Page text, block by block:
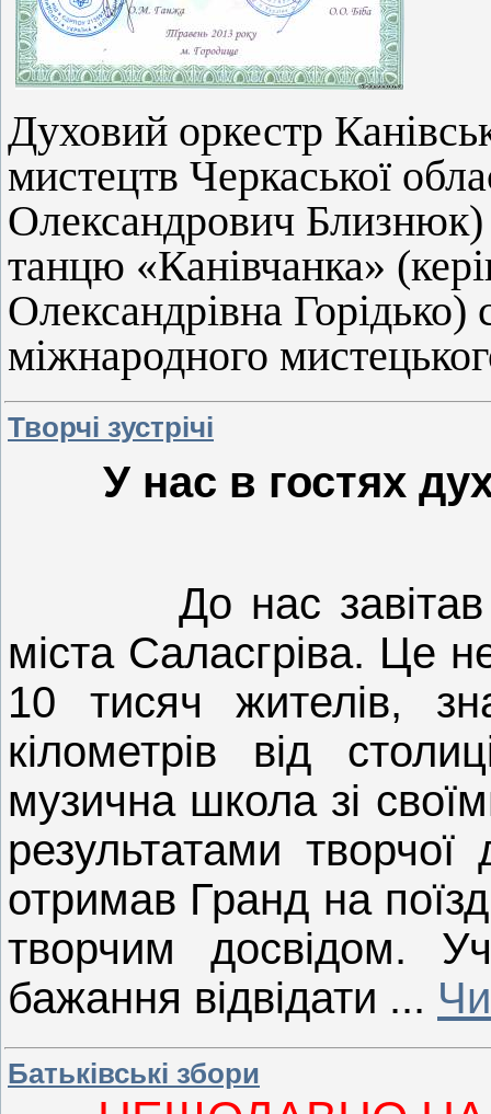
Духовий оркестр
мистецтв Черкаської
Олександрович
танцю «Канівчанка»
Олександрівна
міжнародного
Творчі зустрічі
У нас в гостях
До нас
міста Саласгріва. Це
10 тисяч жителів,
кілометрів від
музична школа зі
результатами творчої
отримав Гранд на
творчим досвідом.
бажання відвідати ...
Батьківські збори